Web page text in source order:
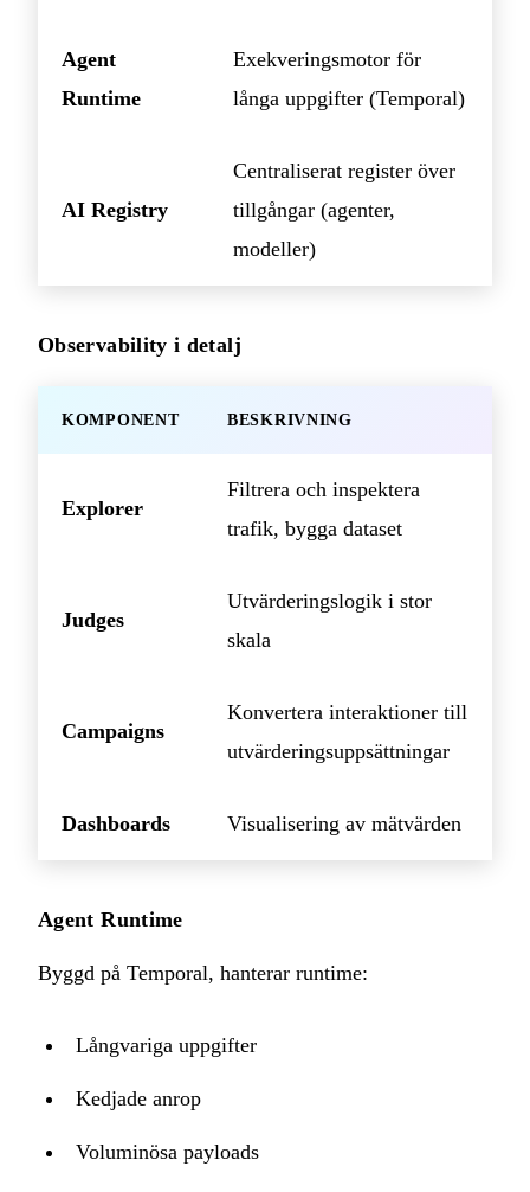
Agent
Runtime
Exekveringsmotor för
långa uppgifter (Temporal)
AI Registry
Centraliserat register över
tillgångar (agenter,
modeller)
Observability i detalj
KOMPONENT BESKRIVNING
Explorer
Filtrera och inspektera
trafik, bygga dataset
Judges
Utvärderingslogik i stor
skala
Campaigns
Konvertera interaktioner till
utvärderingsuppsättningar
Dashboards Visualisering av mätvärden
Agent Runtime
Byggd på Temporal, hanterar runtime:
Långvariga uppgifter
Kedjade anrop
Voluminösa payloads